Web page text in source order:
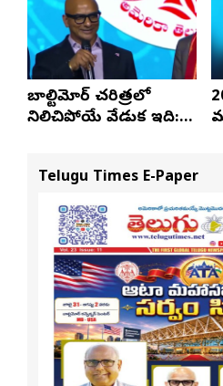
బాల్టిమోర్ చరిత్రలో
నిలిచిపోయే వేడుక ఇది:
Telugu Times E-Paper